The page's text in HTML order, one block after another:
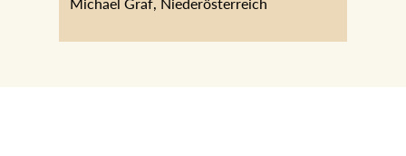
Spa im 5. Stock am besten.“
Michael Graf, Niederösterreich